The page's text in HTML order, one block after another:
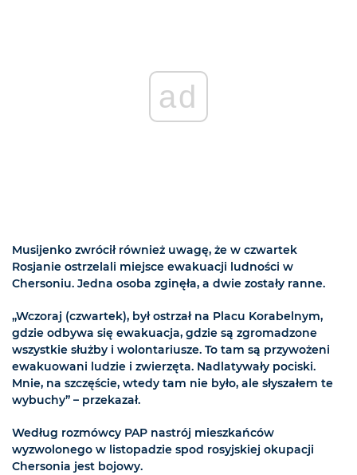
ad
Musijenko zwrócił również uwagę, że w czwartek
Rosjanie ostrzelali miejsce ewakuacji ludności w
Chersoniu. Jedna osoba zginęła, a dwie zostały ranne.
„Wczoraj (czwartek), był ostrzał na Placu Korabelnym,
gdzie odbywa się ewakuacja, gdzie są zgromadzone
wszystkie służby i wolontariusze. To tam są przywożeni
ewakuowani ludzie i zwierzęta. Nadlatywały pociski.
Mnie, na szczęście, wtedy tam nie było, ale słyszałem te
wybuchy” – przekazał.
Według rozmówcy PAP nastrój mieszkańców
wyzwolonego w listopadzie spod rosyjskiej okupacji
Chersonia jest bojowy.